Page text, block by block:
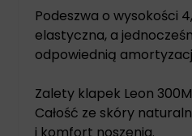
Podeszwa o wysokości
elastyczna, a
odpowiednią
Zalety klapek Leon 300M
Całość ze skóry